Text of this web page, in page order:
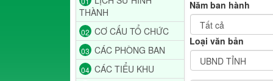
THÀNH
02 CƠ CẤU TỔ CHỨC
03 CÁC PHÒNG BAN
04 CÁC TIỂU KHU
Năm ban hành
Loại văn bản